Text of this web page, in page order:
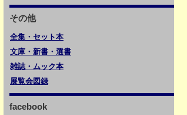
その他
全集・セット本
文庫・新書・選書
雑誌・ムック本
展覧会図録
facebook